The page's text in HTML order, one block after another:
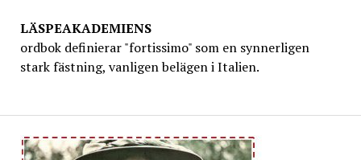
LÄSPEAKADEMIENS
ordbok definierar "fortissimo" som en synnerligen
stark fästning, vanligen belägen i Italien.